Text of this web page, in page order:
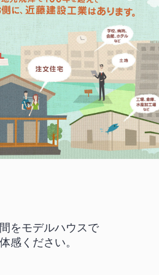
をモデルハウスで
感ください。